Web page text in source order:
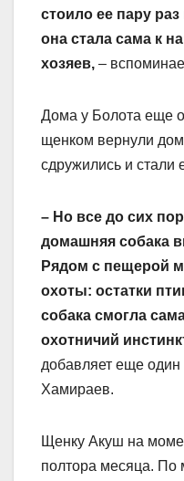
стоило ее пару
она стала сама к
хозяев, –
Дома у Болота еще
щенком вернули
сдружились и стали
– Но все до сих
домашняя собака
Рядом с пещерой
охоты: остатки
собака смогла
охотничий
добавляет еще один
Хамираев.
Щенку Акуш на
полтора месяца. По